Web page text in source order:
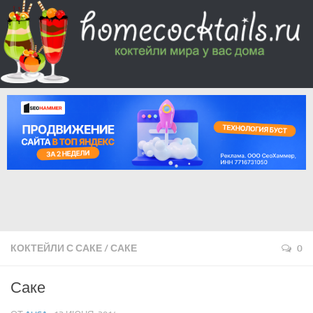
КОКТЕЙЛИ С САКЕ/САКЕ 0
Саке